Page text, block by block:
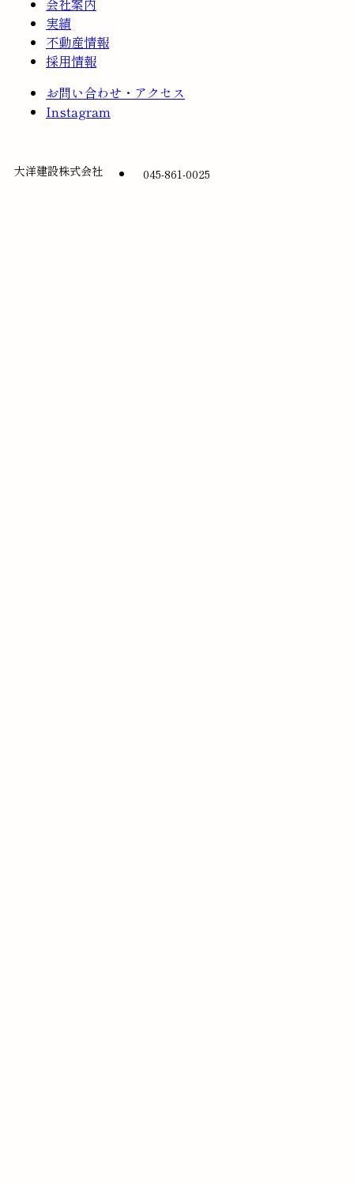
会社案内
実績
不動産情報
採用情報
お問い合わせ・アクセス
Instagram
大洋建設株式会社 045-861-0025